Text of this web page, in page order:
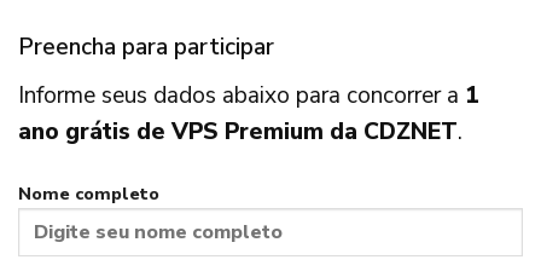
Preencha para participar
Informe seus dados abaixo para concorrer a 1
ano grátis de VPS Premium da CDZNET.
Nome completo